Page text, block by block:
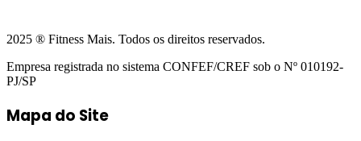
2025 ® Fitness Mais. Todos os direitos reservados.
Empresa registrada no sistema CONFEF/CREF sob o Nº 010192-
PJ/SP
Mapa do Site